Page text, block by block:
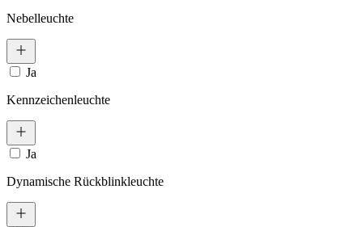
Nebelleuchte
Ja
Kennzeichenleuchte
Ja
Dynamische Rückblinkleuchte